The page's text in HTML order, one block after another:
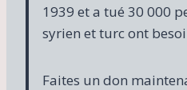
1939 et a tué 30 000
syrien et turc ont
Faites un don